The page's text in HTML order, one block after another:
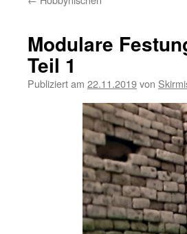
Modulare
Teil 1
Publiziert am 22.11.2019von